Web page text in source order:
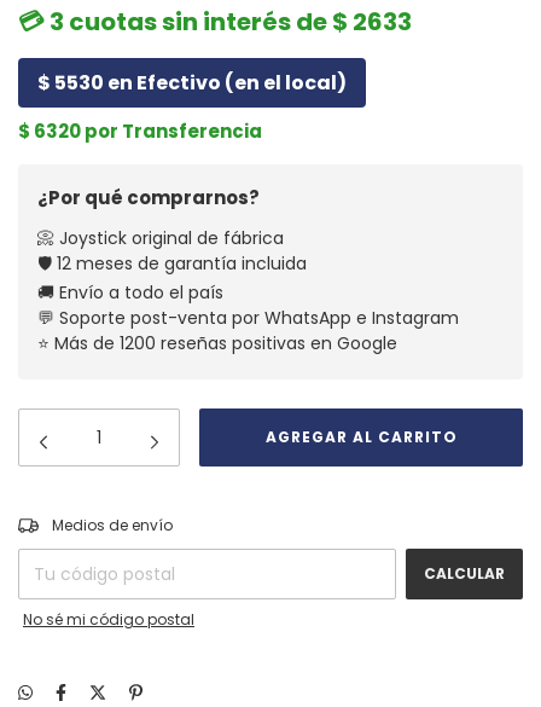
💳 3 cuotas sin interés de $ 2633
$ 5530 en Efectivo (en el local)
$ 6320 por Transferencia
¿Por qué comprarnos?
📀 Joystick original de fábrica
🛡️ 12 meses de garantía incluida
🚚 Envío a todo el país
💬 Soporte post-venta por WhatsApp e Instagram
⭐ Más de 1200 reseñas positivas en Google
Entregas para el CP:
Medios de envío
CALCULAR
No sé mi código postal